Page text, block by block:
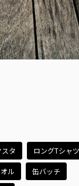
スタ ロングTシャツ
ル 缶バッチ